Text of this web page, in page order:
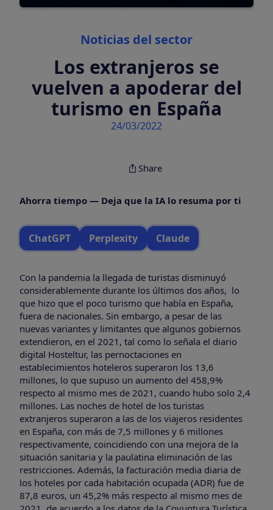
Categories
Noticias del sector
Los extranjeros se
vuelven a apoderar del
turismo en España
24/03/2022
Share
Ahorra tiempo — Deja que la IA lo resuma por ti
ChatGPT Perplexity Claude
Con la pandemia la llegada de turistas disminuyó
considerablemente durante los últimos dos años, lo
que hizo que el poco turismo que había en España,
fuera de nacionales. Sin embargo, a pesar de las
nuevas variantes y limitantes que algunos gobiernos
extendieron, en el 2021, tal como lo señala el diario
digital Hosteltur, las pernoctaciones en
establecimientos hoteleros superaron los 13,6
millones, lo que supuso un aumento del 458,9%
respecto al mismo mes de 2021, cuando hubo solo 2,4
millones. Las noches de hotel de los turistas
extranjeros superaron a las de los viajeros residentes
en España, con más de 7,5 millones y 6 millones
respectivamente, coincidiendo con una mejora de la
situación sanitaria y la paulatina eliminación de las
restricciones. Además, la facturación media diaria de
los hoteles por cada habitación ocupada (ADR) fue de
87,8 euros, un 45,2% más respecto al mismo mes de